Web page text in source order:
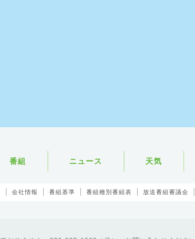
番組 ニュース 天気
会社情報 番組基準 番組種別番組表 放送番組審議会